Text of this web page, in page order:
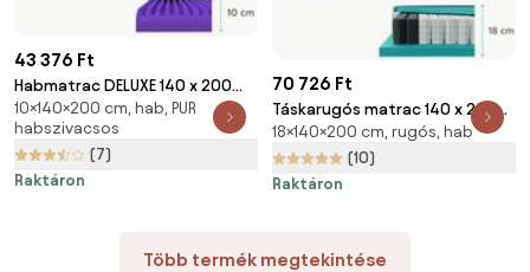
43 376 Ft
Habmatrac DELUXE 140 x 200
cm Matracvédő: Matracvédő
nélkül
10×140×200 cm, hab, PUR
habszivacsos
(7)
Raktáron
70 726 Ft
Táskarugós matrac 140 x 200
cm SOMMERA 18 cm
Matracvédő: Matracvédővel
18×140×200 cm, rugós, hab
(10)
Raktáron
Több termék megtekintése